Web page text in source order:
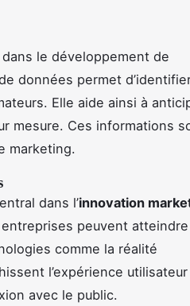
le développement de
de données permet
Elle aide ainsi à
mesure. Ces informations
marketing.
dans l’innovation
peuvent
comme la réalité
l’expérience
avec le public.